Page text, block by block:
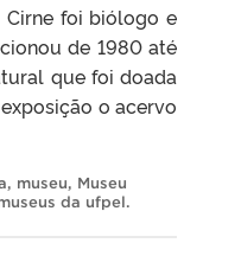
Cirne foi biólogo e
de 1980 até
que foi doada
o acervo
, museu, Museu
da ufpel.